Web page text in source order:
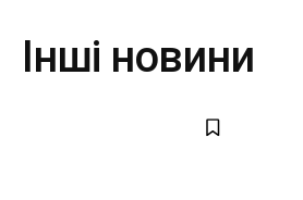
Інші новини